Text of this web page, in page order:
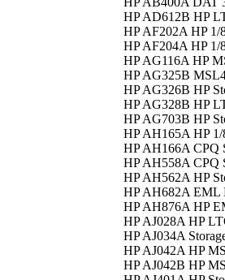
HP AD612B HP
HP AF202A HP 1/
HP AF204A HP 1/
HP AG116A HP
HP AG325B
HP AG326B HP
HP AG328B HP
HP AG703B HP
HP AH165A HP
HP AH166A CPQ
HP AH558A
HP AH562A HP
HP AH682A EML
HP AH876A HP
HP AJ028A HP
HP AJ034A
HP AJ042A HP
HP AJ042B HP